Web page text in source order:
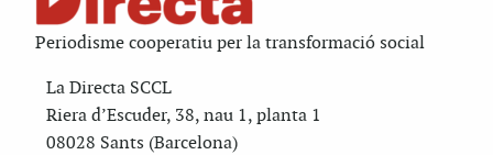
Periodisme cooperatiu per la transformació social
La Directa SCCL
Riera d’Escuder, 38, nau 1, planta 1
08028 Sants (Barcelona)